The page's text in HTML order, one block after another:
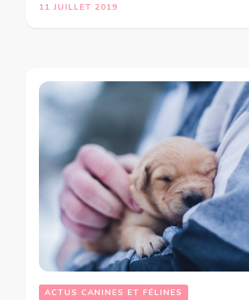
11 JUILLET 2019
ACTUS CANINES ET FÉLINES